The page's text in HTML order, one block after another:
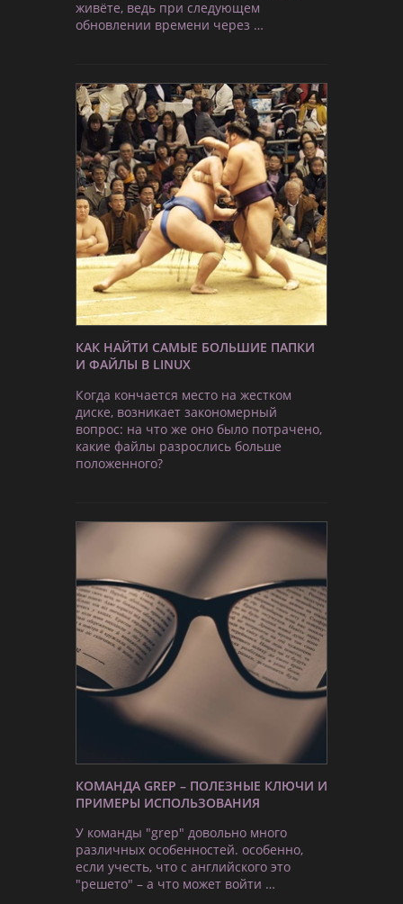
живёте, ведь при следующем
обновлении времени через …
КАК НАЙТИ САМЫЕ БОЛЬШИЕ ПАПКИ
И ФАЙЛЫ В LINUX
Когда кончается место на жестком
диске, возникает закономерный
вопрос: на что же оно было потрачено,
какие файлы разрослись больше
положенного?
КОМАНДА GREP – ПОЛЕЗНЫЕ КЛЮЧИ И
ПРИМЕРЫ ИСПОЛЬЗОВАНИЯ
У команды "grep" довольно много
различных особенностей. особенно,
если учесть, что с английского это
"решето" – а что может войти …